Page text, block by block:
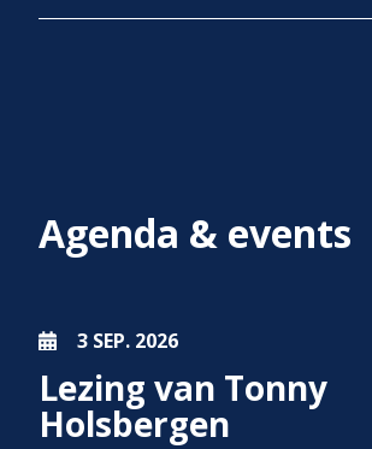
Agenda & events
3 SEP. 2026
Lezing van Tonny
Holsbergen